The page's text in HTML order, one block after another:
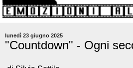
lunedì 23 giugno 2025
"Countdown" - Ogni